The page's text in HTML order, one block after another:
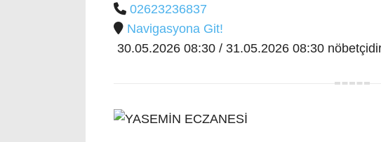
02623236837
Navigasyona Git!
30.05.2026 08:30 / 31.05.2026 08:30